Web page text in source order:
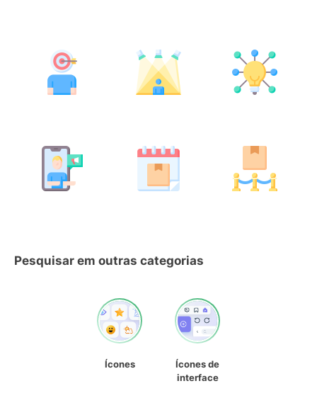
Pesquisar em outras categorias
Ícones
Ícones de
interface